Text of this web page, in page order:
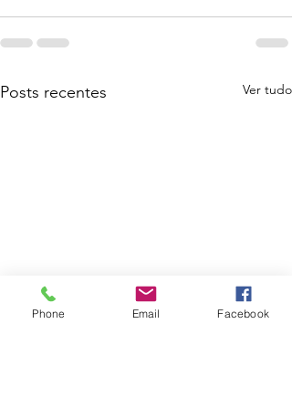
Posts recentes Ver tudo
Phone Email Facebook